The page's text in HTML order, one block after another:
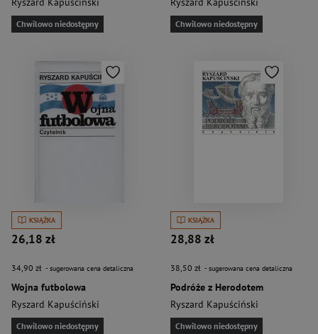
Chwilowo niedostępny Chwilowo niedostępny
KSIĄŻKA
26,18 zł
34,90 zł - sugerowana cena detaliczna
Wojna futbolowa
Ryszard Kapuściński
Chwilowo niedostępny
KSIĄŻKA
28,88 zł
38,50 zł - sugerowana cena detaliczna
Podróże z Herodotem
Ryszard Kapuściński
Chwilowo niedostępny